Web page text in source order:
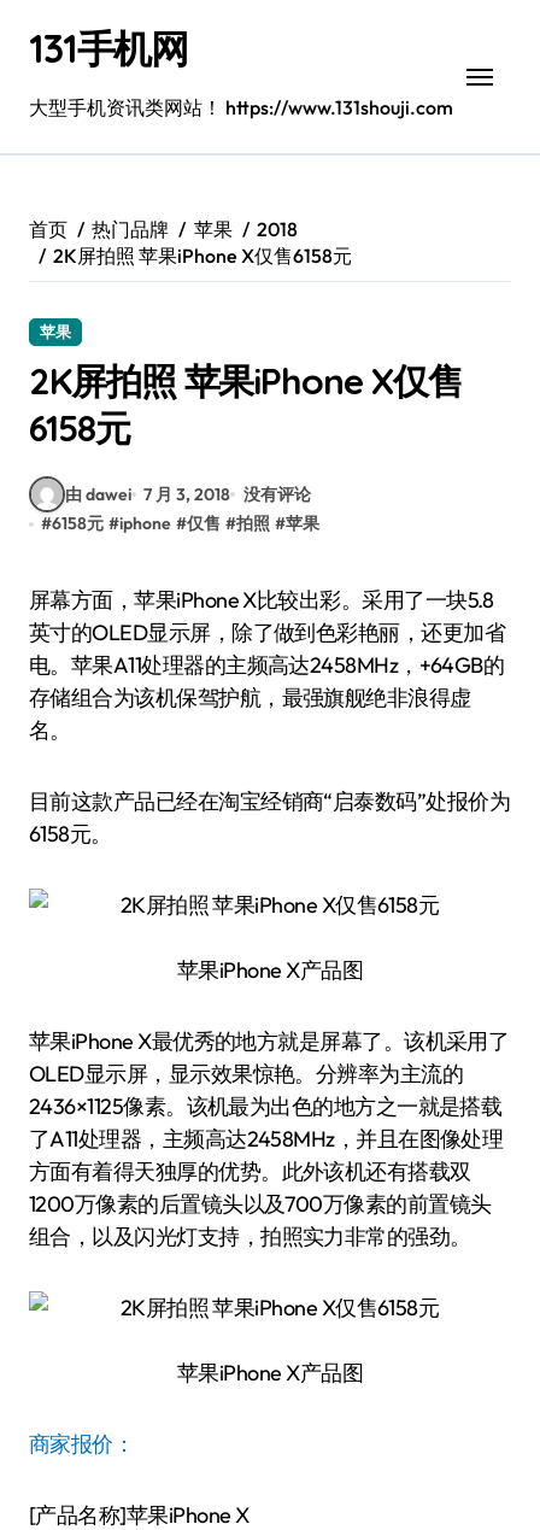
131手机网
大型手机资讯类网站！ https://www.131shouji.com
首页 热门品牌 苹果
2018
2K屏拍照 苹果iPhone X仅售6158元
苹果
2K屏拍照 苹果iPhone X仅售
6158元
由 dawei 7 月 3, 2018 没有评论
#6158元 #iphone #仅售 #拍照 #苹果
屏幕方面，苹果iPhone X比较出彩。采用了一块5.8
英寸的OLED显示屏，除了做到色彩艳丽，还更加省
电。苹果A11处理器的主频高达2458MHz，+64GB的
存储组合为该机保驾护航，最强旗舰绝非浪得虚
名。
目前这款产品已经在淘宝经销商“启泰数码”处报价为
6158元。
苹果iPhone X产品图
苹果iPhone X最优秀的地方就是屏幕了。该机采用了
OLED显示屏，显示效果惊艳。分辨率为主流的
2436×1125像素。该机最为出色的地方之一就是搭载
了A11处理器，主频高达2458MHz，并且在图像处理
方面有着得天独厚的优势。此外该机还有搭载双
1200万像素的后置镜头以及700万像素的前置镜头
组合，以及闪光灯支持，拍照实力非常的强劲。
苹果iPhone X产品图
商家报价：
[产品名称]苹果iPhone X